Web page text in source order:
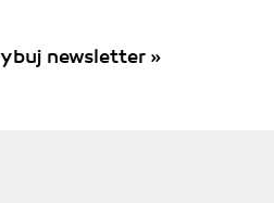
newsletter »